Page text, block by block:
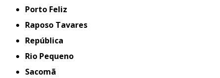
Porto Feliz
Raposo Tavares
República
Rio Pequeno
Sacomã